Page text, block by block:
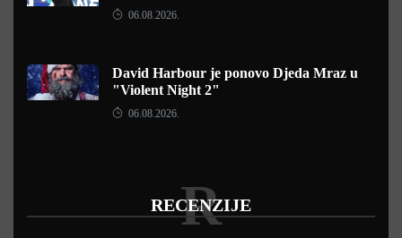
06.08.2026.
David Harbour je ponovo Djeda Mraz u
"Violent Night 2"
06.08.2026.
RECENZIJE
R